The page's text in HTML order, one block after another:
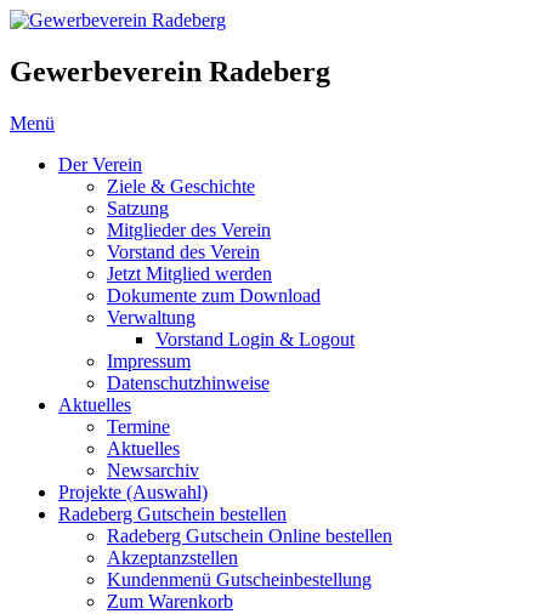
Gewerbeverein Radeberg
Menü
Der Verein
Ziele & Geschichte
Satzung
Mitglieder des Verein
Vorstand des Verein
Jetzt Mitglied werden
Dokumente zum Download
Verwaltung
Vorstand Login & Logout
Impressum
Datenschutzhinweise
Aktuelles
Termine
Aktuelles
Newsarchiv
Projekte (Auswahl)
Radeberg Gutschein bestellen
Radeberg Gutschein Online bestellen
Akzeptanzstellen
Kundenmenü Gutscheinbestellung
Zum Warenkorb